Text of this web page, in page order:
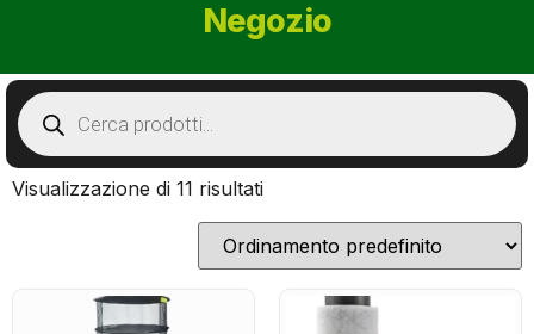
Negozio
Visualizzazione di 11 risultati